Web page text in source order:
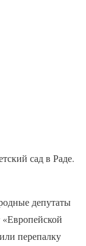
сад в Раде.
депутаты
перепалку